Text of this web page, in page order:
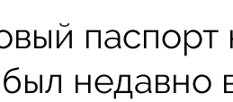
недавно